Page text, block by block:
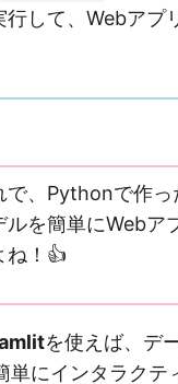
行して、Webアプ
で、Pythonで作っ
ルを簡単にWebア
ね！👍
を使えば、デ
単にインタラクテ